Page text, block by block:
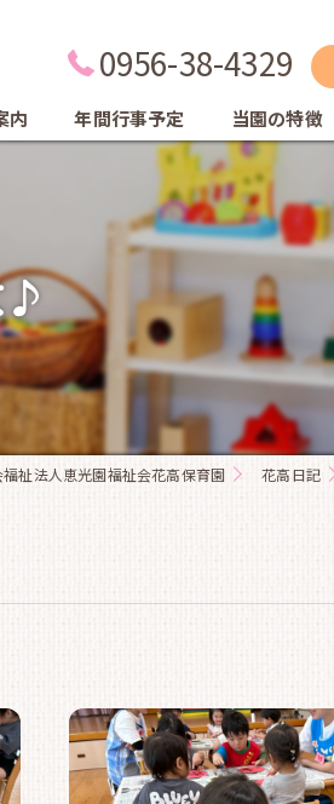
0956-38-4329
内 年間行事予定 当園の特徴
縦割り保育
体育教室
英会話教室
乾布摩擦
祉法人恵光園福祉会花高保育園 花高日記